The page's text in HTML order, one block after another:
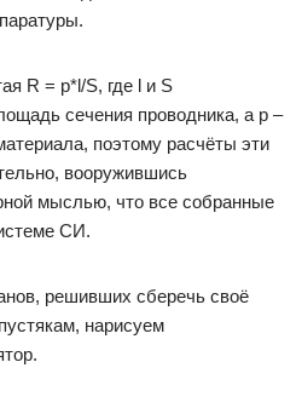
R = p*l/S, где l и S
сечения проводника, а p –
поэтому расчёты эти
вооружившись
мыслью, что все собранные
СИ.
решивших сберечь своё
нарисуем